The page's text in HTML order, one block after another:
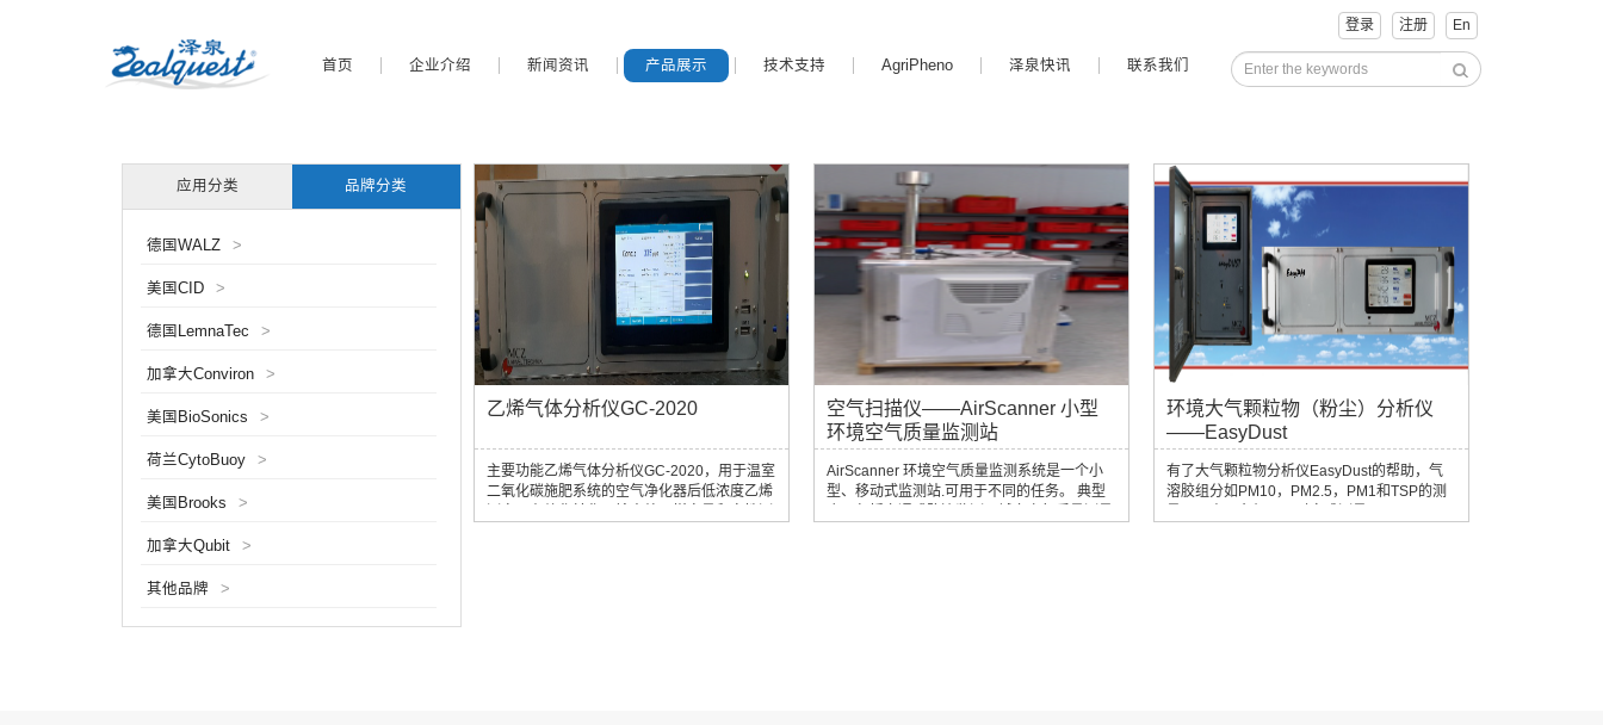
登录 注册 En
首页 企业介绍 新闻资讯 产品展示 技术支持 AgriPheno 泽泉快讯 联系我们
应用分类 品牌分类
德国WALZ >
美国CID >
德国LemnaTec >
加拿大Conviron >
美国BioSonics >
荷兰CytoBuoy >
美国Brooks >
加拿大Qubit >
其他品牌 >
乙烯气体分析仪GC-2020
主要功能乙烯气体分析仪GC-2020，用于温室
二氧化碳施肥系统的空气净化器后低浓度乙烯
空气扫描仪——AirScanner 小型
环境空气质量监测站
AirScanner 环境空气质量监测系统是一个小
型、移动式监测站.可用于不同的任务。 典型
环境大气颗粒物（粉尘）分析仪
——EasyDust
有了大气颗粒物分析仪EasyDust的帮助，气
溶胶组分如PM10，PM2.5，PM1和TSP的测